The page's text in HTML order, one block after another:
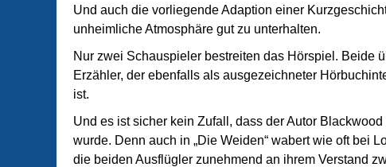
Und auch die vorliegende Adaption einer
unheimliche Atmosphäre gut zu unterhalten.
Nur zwei Schauspieler bestreiten das Hörspiel. Beide
Erzähler, der ebenfalls als ausgezeichneter
ist.
Und es ist sicher kein Zufall, dass der Autor
wurde. Denn auch in „Die Weiden“ wabert wie oft bei
die beiden Ausflügler zunehmend an ihrem Verstand